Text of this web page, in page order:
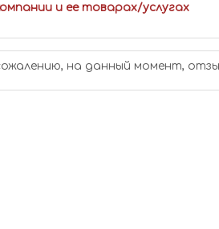
и ее товарах/услугах
на данный момент,